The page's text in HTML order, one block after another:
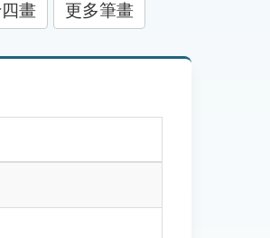
畫 更多筆畫